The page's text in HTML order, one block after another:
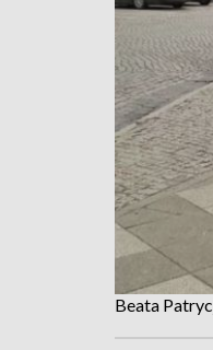
Beata